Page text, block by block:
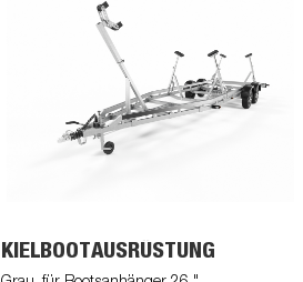
KIELBOOTAUSRÜSTUNG